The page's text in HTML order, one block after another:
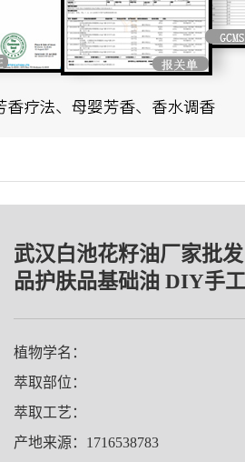
武汉白池花籽油厂家批
品护肤品基础油 DIY手
植物学名：
萃取部位：
萃取工艺：
产地来源： 1716538783